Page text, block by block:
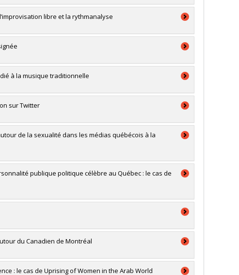
libre et la rythmanalyse
à la musique traditionnelle
sur Twitter
de la sexualité dans les médias québécois à la
publique politique célèbre au Québec : le cas de
du Canadien de Montréal
: le cas de Uprising of Women in the Arab World